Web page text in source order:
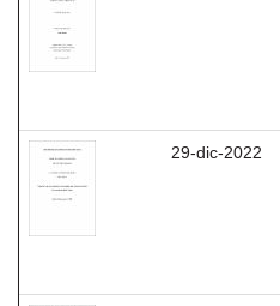
29-dic-2022